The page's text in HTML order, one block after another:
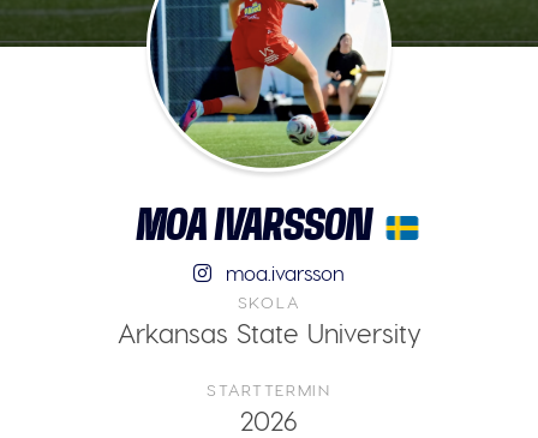
MOA IVARSSON
moa.ivarsson
SKOLA
Arkansas State University
STARTTERMIN
2026